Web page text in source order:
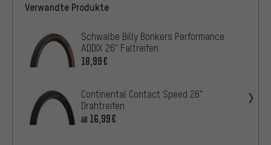
Verwandte Produkte
Schwalbe Billy Bonkers Performance
ADDIX 26" Faltreifen
18,99€
Continental Contact Speed 26"
Drahtreifen
AB 16,99€